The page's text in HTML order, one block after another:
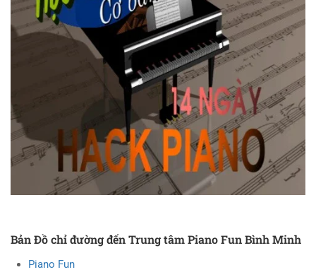
Bản Đồ chỉ đường đến Trung tâm Piano Fun Bình Minh
Piano Fun